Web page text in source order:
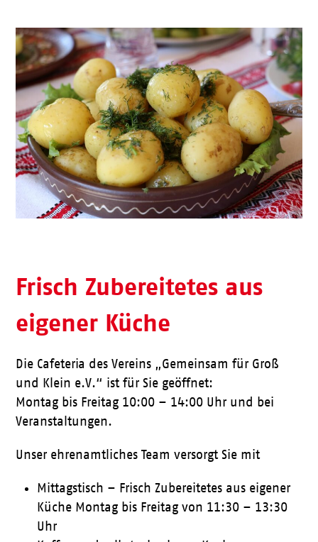
Frisch Zubereitetes aus
eigener Küche
Die Cafeteria des Vereins „Gemeinsam für Groß
und Klein e.V.“ ist für Sie geöffnet:
Montag bis Freitag 10:00 – 14:00 Uhr und bei
Veranstaltungen.
Unser ehrenamtliches Team versorgt Sie mit
Mittagstisch – Frisch Zubereitetes aus eigener
Küche Montag bis Freitag von 11:30 – 13:30
Uhr